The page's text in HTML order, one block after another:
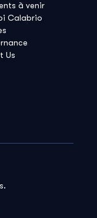
à venir
Calabrio
Us